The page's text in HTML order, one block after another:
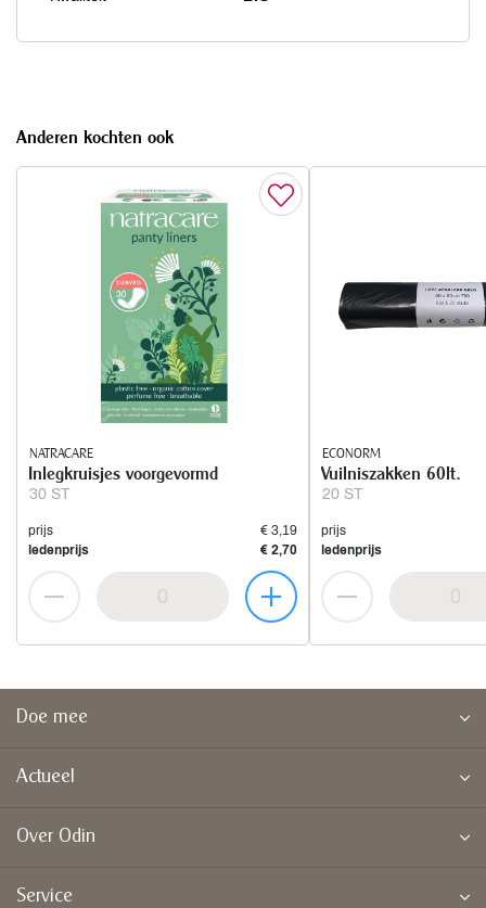
Anderen kochten ook
NATRACARE
30 ST
Inlegkruisjes voorgevormd
prijs
€ 3,19
ledenprijs
€ 2,70
ECONORM
20 ST
Vuilniszakken 60lt.
prijs
ledenprijs
Doe mee
Actueel
Over Odin
Service